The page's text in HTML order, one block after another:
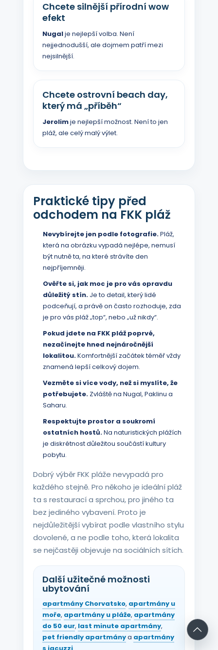
Chcete silnější přírodní wow
efekt
Nugalje nejlepší volba. Není
nejjednodušší, ale dojmem patří mezi
nejsilnější.
Chcete ostrovní beach day,
který má „příběh“
Jerolimje nejlepší možnost. Není to jen
pláž, ale celý malý výlet.
Praktické tipy před
odchodem na FKK pláž
Nevybírejte jen podle fotografie.Pláž,
která na obrázku vypadá nejlépe, nemusí
být nutně ta, na které strávíte den
nejpříjemněji.
Ověřte si, jak moc je pro vás opravdu
důležitý stín. Je to detail, který lidé
podceňují, a právě on často rozhoduje, zda
je pro vás pláž „top“, nebo „už nikdy“.
Pokud jdete na FKK pláž poprvé,
nezačínejte hned nejnáročnější
lokalitou.Komfortnější začátek téměř vždy
znamená lepší celkový dojem.
Vezměte si více vody, než si myslíte, že
potřebujete. Zvláště na Nugal, Paklinu a
Saharu.
Respektujte prostor a soukromí
ostatních hostů.Na naturistických plážích
je diskrétnost důležitou součástí kultury
pobytu.
Dobrý výběr FKK pláže nevypadá pro
každého stejně. Pro někoho je ideální pláž
ta s restaurací a sprchou, pro jiného ta
bez jediného vybavení. Proto je
nejdůležitější vybírat podle vlastního stylu
dovolené, a ne podle toho, která lokalita
se nejčastěji objevuje na sociálních sítích.
Další užitečné možnosti
ubytování
apartmány Chorvatsko, apartmány u
moře, apartmány u pláže, apartmány
do 50 eur, last minute apartmány,
pet friendly apartmánya apartmány